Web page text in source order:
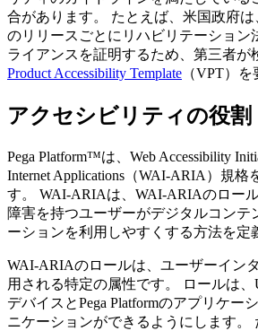
合があります。 たとえば、米国政府
のリリースごとにリハビリテーション
ライアンスを証明するため、第三者が
Product Accessibility Template （VPT）
アクセシビリティの役割
Pega Platform™は、Web Accessibility
Internet Applications（WAI-ARIA）規格
す。 WAI-ARIAは、 WAI-ARIAのロー
障害を持つユーザーがデジタルコンテ
ーションを利用しやすくする方法を定
WAI-ARIAのロールは、ユーザーイン
用される特定の属性です。 ロールは
デバイスとPega Platformのアプリケー
ニケーションができるようにします。